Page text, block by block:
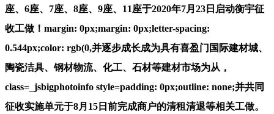
座、6座、7座、8座、9座、11座于2020年7月23日启动衡宇征
收工做！margin: 0px;margin: 0px;letter-spacing:
0.544px;color: rgb(0,并逐步成长成为具有喜盈门国际建材城、
陶瓷洁具、钢材物流、化工、石材等建材市场为从，
class=_jsbigphotoinfo style=padding: 0px;outline: none;并共同
征收实施单元于8月15日前完成商户的清租清退等相关工做。